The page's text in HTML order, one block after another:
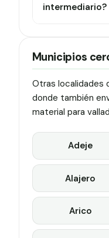
intermediario?
Municipios
Otras localidades
donde también
material para
Adeje
Alajero
Arico